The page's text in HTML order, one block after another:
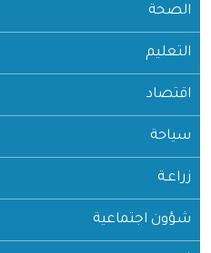
الصحة
التعليم
اقتصاد
سياحة
زراعـة
شؤون اجتماعية